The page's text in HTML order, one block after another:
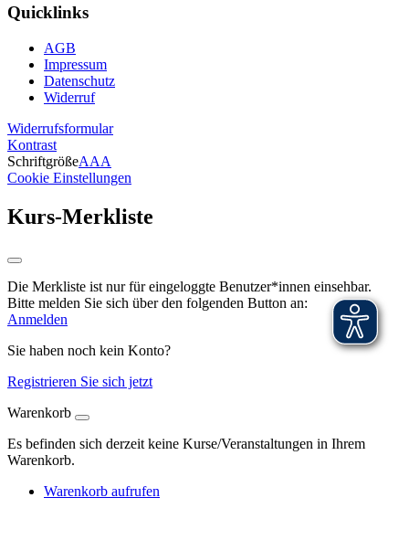
Quicklinks
AGB
Impressum
Datenschutz
Widerruf
Widerrufsformular
Kontrast
SchriftgrößeAAA
Cookie Einstellungen
Kurs-Merkliste
Die Merkliste ist nur für eingeloggte Benutzer*innen einsehbar.
Bitte melden Sie sich über den folgenden Button an:
Anmelden
Sie haben noch kein Konto?
Registrieren Sie sich jetzt
Warenkorb
Es befinden sich derzeit keine Kurse/Veranstaltungen in Ihrem
Warenkorb.
Warenkorb aufrufen